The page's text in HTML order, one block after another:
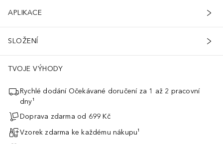
APLIKACE
SLOŽENÍ
TVOJE VÝHODY
Rychlé dodání Očekávané doručení za 1 až 2 pracovní
dny¹
Doprava zdarma od 699 Kč
Vzorek zdarma ke každému nákupu¹